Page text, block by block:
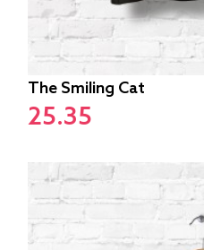
The Smiling Cat
25.35